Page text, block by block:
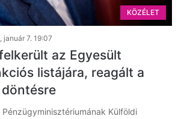
KÖZÉLET
január 7. 19:07
az Egyesült
listájára, reagált a
Pénzügyminisztériumának Külföldi